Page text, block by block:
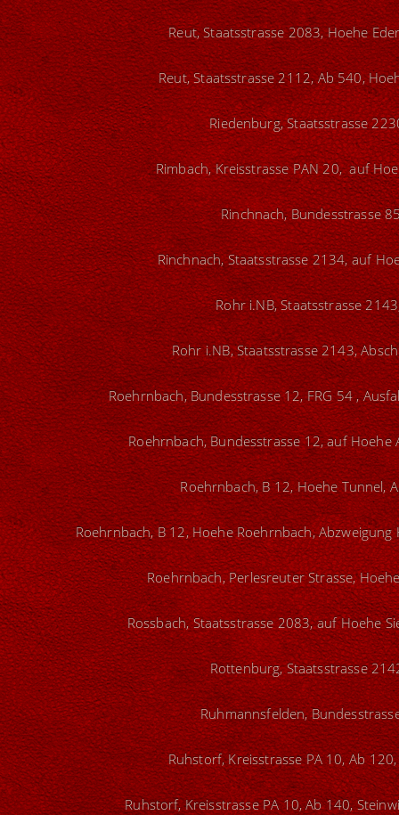
Reut, Staatsstrasse 2083, Hoehe
Reut, Staatsstrasse 2112, Ab 540,
Riedenburg, Staatsstrasse
Rimbach, Kreisstrasse PAN 20, auf
Rinchnach, Bundesstrasse
Rinchnach, Staatsstrasse 2134, auf
Rohr i.NB, Staatsstrasse
Rohr i.NB, Staatsstrasse 2143,
Roehrnbach, Bundesstrasse 12, FRG 54 ,
Roehrnbach, Bundesstrasse 12, auf
Roehrnbach, B 12, Hoehe Tunnel,
Roehrnbach, B 12, Hoehe Roehrnbach,
Roehrnbach, Perlesreuter Strasse,
Rossbach, Staatsstrasse 2083, auf Hoehe
Rottenburg, Staatsstrasse
Ruhmannsfelden,
Ruhstorf, Kreisstrasse PA 10, Ab
Ruhstorf, Kreisstrasse PA 10, Ab 140,